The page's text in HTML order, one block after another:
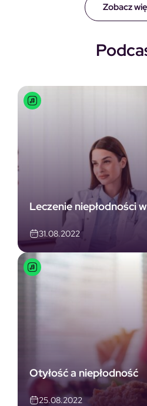
Zobacz
Leczenie niepłodności
31.08.2022
Otyłość a niepłodność
25.08.2022